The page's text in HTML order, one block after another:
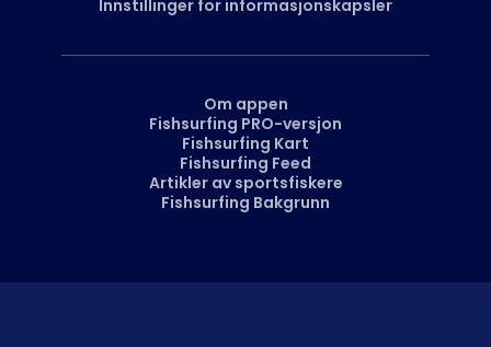
Innstillinger for informasjonskapsler
Om appen
Fishsurfing PRO-versjon
Fishsurfing Kart
Fishsurfing Feed
Artikler av sportsfiskere
Fishsurfing Bakgrunn